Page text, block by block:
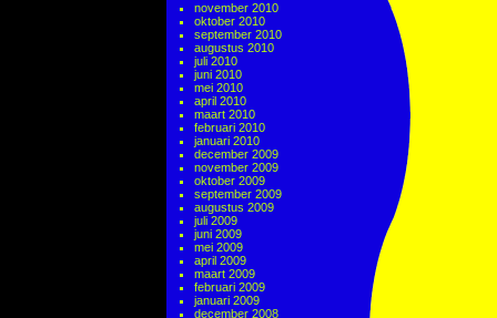
november 2010
oktober 2010
september 2010
augustus 2010
juli 2010
juni 2010
mei 2010
april 2010
maart 2010
februari 2010
januari 2010
december 2009
november 2009
oktober 2009
september 2009
augustus 2009
juli 2009
juni 2009
mei 2009
april 2009
maart 2009
februari 2009
januari 2009
december 2008